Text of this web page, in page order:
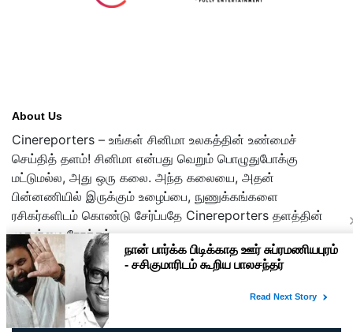
About Us
Cinereporters – உங்கள் சினிமா உலகத்தின் உண்மைச்
செய்தித் தளம்! சினிமா என்பது வெறும் பொழுதுபோக்கு
மட்டுமல்ல, அது ஒரு கலை. அந்த கலையை, அதன்
பின்னணியில் இருக்கும் உழைப்பை, நுணுக்கங்களை
ரசிகர்களிடம் கொண்டு சேர்ப்பதே Cinereporters தளத்தின்
முதன்மை நோக்கம்.
Copyright © 2026 cinereporters.com
About Us